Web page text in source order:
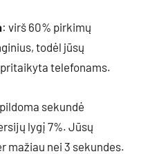
: virš 60% pirkimų
todėl jūsų
telefonams.
sekundė
lygį 7%. Jūsų
mažiau nei 3 sekundes.